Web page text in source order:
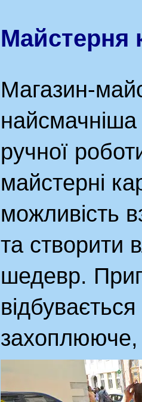
Майстерня
Магазин-
ручної
майстерні
можливість
та створити
шедевр.
захоплююче,